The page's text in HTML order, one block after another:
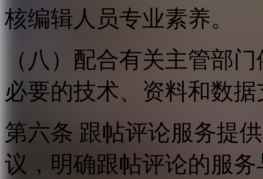
核编辑人员专业素养。
（八）配合有关主管部
必要的技术、资料和数
第六条 跟帖评论服务提
议，明确跟帖评论的服